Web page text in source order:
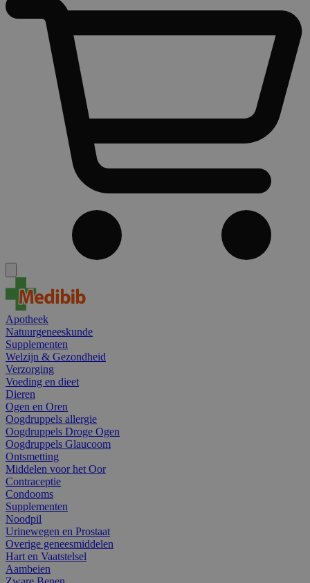
Apotheek
Natuurgeneeskunde
Supplementen
Welzijn & Gezondheid
Verzorging
Voeding en dieet
Dieren
Ogen en Oren
Oogdruppels allergie
Oogdruppels Droge Ogen
Oogdruppels Glaucoom
Ontsmetting
Middelen voor het Oor
Contraceptie
Condooms
Supplementen
Noodpil
Urinewegen en Prostaat
Overige geneesmiddelen
Hart en Vaatstelsel
Aambeien